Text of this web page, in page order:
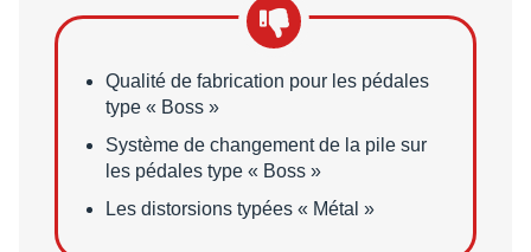
Points faibles
Qualité de fabrication pour les pédales
type « Boss »
Système de changement de la pile sur
les pédales type « Boss »
Les distorsions typées « Métal »